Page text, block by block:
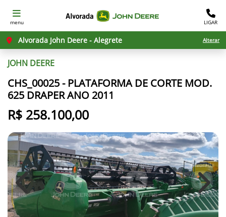
menu LIGAR
Alvorada John Deere - Alegrete Alterar
JOHN DEERE
CHS_00025 - PLATAFORMA DE CORTE MOD.
625 DRAPER ANO 2011
R$ 258.100,00
Previous Next